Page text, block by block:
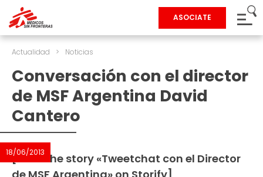
ASOCIATE
Actualidad > Noticias
Conversación con el director
de MSF Argentina David
Cantero
18/06/2013
[View the story «Tweetchat con el Director